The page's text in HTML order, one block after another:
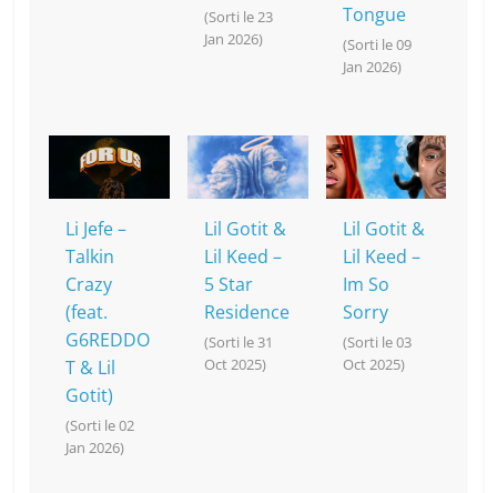
(Sorti le 23
Jan 2026)
Tongue
(Sorti le 09
Jan 2026)
Li Jefe –
Talkin
Crazy
(feat.
G6REDDO
T & Lil
Gotit)
(Sorti le 02
Jan 2026)
Lil Gotit &
Lil Keed –
5 Star
Residence
(Sorti le 31
Oct 2025)
Lil Gotit &
Lil Keed –
Im So
Sorry
(Sorti le 03
Oct 2025)